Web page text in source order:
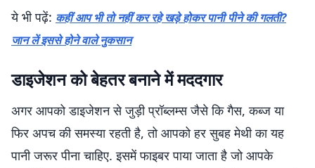
ये भी पढ़ें: कहीं आप भी तो नहीं कर रहे खड़े होकर पानी पीने की गलती?
जान लें इससे होने वाले नुकसान
डाइजेशन को बेहतर बनाने में मददगार
अगर आपको डाइजेशन से जुड़ी प्रॉब्लम्स जैसे कि गैस, कब्ज या
फिर अपच की समस्या रहती है, तो आपको हर सुबह मेथी का यह
पानी जरूर पीना चाहिए. इसमें फाइबर पाया जाता है जो आपके